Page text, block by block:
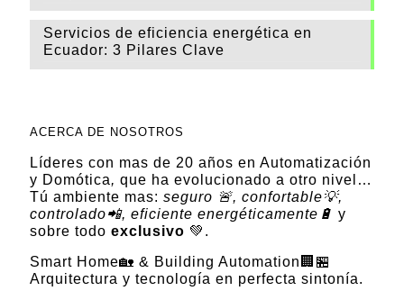
Servicios de eficiencia energética en
Ecuador: 3 Pilares Clave
ACERCA DE NOSOTROS
Líderes con mas de 20 años en Automatización
y Domótica, que ha evolucionado a otro nivel…
Tú ambiente mas: seguro 🚨, confortable💡,
controlado📲, eficiente energéticamente🔋 y
sobre todo exclusivo 💚.
Smart Home🏡 & Building Automation🏢🏪
Arquitectura y tecnología en perfecta sintonía.